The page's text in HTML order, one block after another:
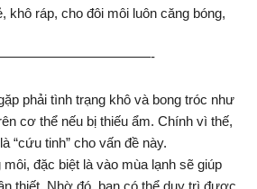
khô ráp, cho đôi môi luôn căng bóng,
phải tình trạng khô và bong tróc như
cơ thể nếu bị thiếu ẩm. Chính vì thế,
“cứu tinh” cho vấn đề này.
đặc biệt là vào mùa lạnh sẽ giúp
thiết. Nhờ đó, bạn có thể duy trì được